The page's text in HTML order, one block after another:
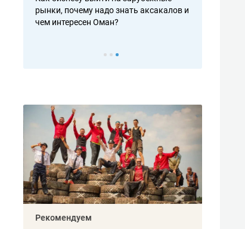
рынки, почему надо знать аксакалов и
чем интересен Оман?
Рекомендуем